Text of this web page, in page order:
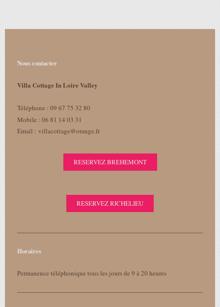
Nous contacter
Villa Cottage In Loire Valley
Téléphone : 09 67 75 32 80
Mobile : 06 81 14 03 31
Email : villacottage@orange.fr
RESERVEZ BREHEMONT
RESERVEZ RICHELIEU
Horaires
Permanence téléphonique tous les jours de 9 à 20 heures